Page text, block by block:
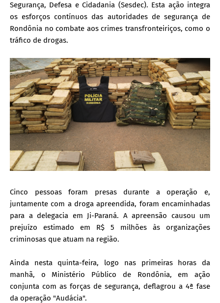
Segurança, Defesa e Cidadania (Sesdec). Esta ação integra
os esforços contínuos das autoridades de segurança de
Rondônia no combate aos crimes transfronteiriços, como o
tráfico de drogas.
Cinco pessoas foram presas durante a operação e,
juntamente com a droga apreendida, foram encaminhadas
para a delegacia em Ji-Paraná. A apreensão causou um
prejuízo estimado em R$ 5 milhões às organizações
criminosas que atuam na região.
Ainda nesta quinta-feira, logo nas primeiras horas da
manhã, o Ministério Público de Rondônia, em ação
conjunta com as forças de segurança, deflagrou a 4ª fase
da operação "Audácia".